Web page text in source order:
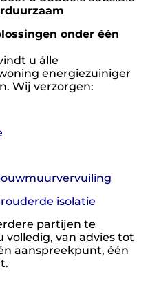
onder één
u álle
energiezuiniger
Wij verzorgen:
isolatie
partijen te
volledig, van advies tot
aanspreekpunt, één